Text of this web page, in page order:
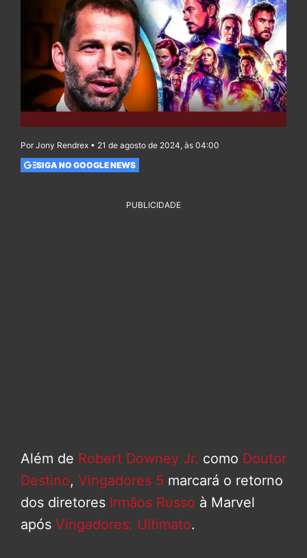
Por Jony Rendrex • 21 de agosto de 2024, às 04:00
SIGA NO GOOGLE NEWS
PUBLICIDADE
Além de Robert Downey Jr. como Doutor
Destino, Vingadores 5 marcará o retorno
dos diretores Irmãos Russo à Marvel
após Vingadores: Ultimato.